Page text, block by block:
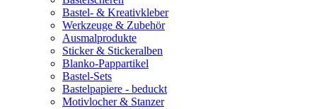
Bastel- & Kreativkleber
Werkzeuge & Zubehör
Ausmalprodukte
Sticker & Stickeralben
Blanko-Pappartikel
Bastel-Sets
Bastelpapiere - beduckt
Motivlocher & Stanzer